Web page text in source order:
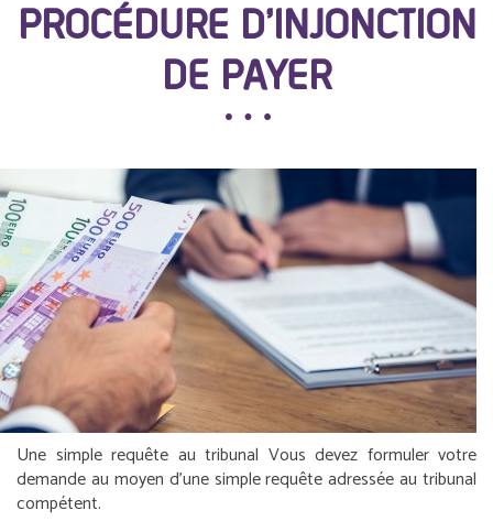
PROCÉDURE D’INJONCTION
DE PAYER
Une simple requête au tribunal Vous devez formuler votre
demande au moyen d’une simple requête adressée au tribunal
compétent.